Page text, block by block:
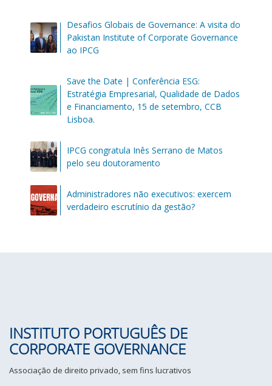
Desafios Globais de Governance: A visita do
Pakistan Institute of Corporate Governance
ao IPCG
Save the Date | Conferência ESG:
Estratégia Empresarial, Qualidade de Dados
e Financiamento, 15 de setembro, CCB
Lisboa.
IPCG congratula Inês Serrano de Matos
pelo seu doutoramento
Administradores não executivos: exercem
verdadeiro escrutínio da gestão?
INSTITUTO PORTUGUÊS DE
CORPORATE GOVERNANCE
Associação de direito privado, sem fins lucrativos